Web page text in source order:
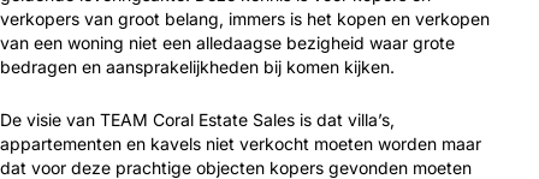
verkopers van groot belang, immers is het kopen en verkopen
van een woning niet een alledaagse bezigheid waar grote
bedragen en aansprakelijkheden bij komen kijken.
De visie van TEAM Coral Estate Sales is dat villa’s,
appartementen en kavels niet verkocht moeten worden maar
dat voor deze prachtige objecten kopers gevonden moeten